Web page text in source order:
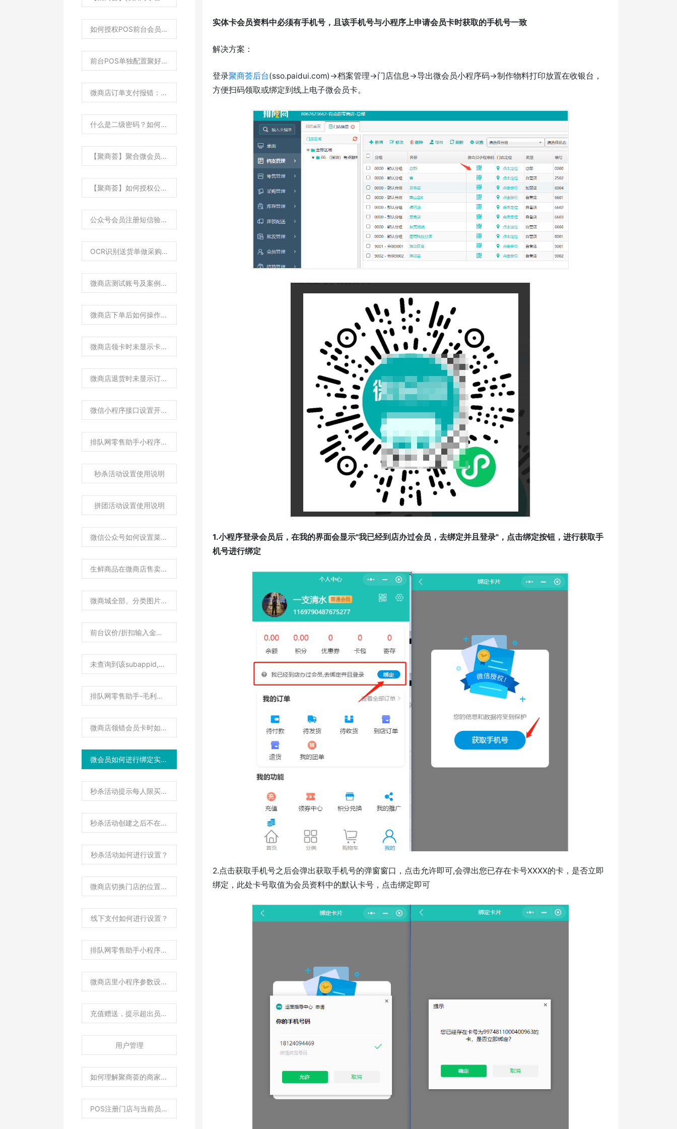
如何授权POS前台会员自由充值权限？
前台POS单独配置聚好付收款？
微商店订单支付报错：由于小程序违规，支付功能暂时无法使用处理方法？
什么是二级密码？如何设置二级密码？
【聚商荟】聚合微会员平台小程序支付appid，如何配置？
【聚商荟】如何授权公众号推送消费信息给用户？
公众号会员注册短信验证次数如何充值？
OCR识别送货单做采购入库操作流程？
微商店测试账号及案例商城
微商店下单后如何操作退货？
微商店领卡时未显示卡类型如何处理？
微商店退货时未显示订单如何处理？
微信小程序接口设置开通指引
排队网零售助手小程序如何连接蓝牙打印批发单据？
秒杀活动设置使用说明
拼团活动设置使用说明
微信公众号如何设置菜单打开排队网零售助手小程序
生鲜商品在微商店售卖如何管理库存？
微商城全部、分类图片如何进行设置
前台议价/折扣输入金额后提示权限不足
未查询到该subappid,请更换重试如何处理？
排队网零售助手-毛利汇总数据说明
微商店领错会员卡时如何进行处理？
微会员如何进行绑定实体卡？
秒杀活动提示每人限买几件？
秒杀活动创建之后不在微商店显示如何处理？
秒杀活动如何进行设置？
微商店切换门店的位置显示不正确如何处理？
线下支付如何进行设置？
排队网零售助手小程序里商品资料不显示数据，新增商品时不显示类别？
微商店里小程序参数设置？
充值赠送，提示超出员工赠送金额权限如何处理？
用户管理
如何理解聚商荟的商家编码和账号密码？
POS注册门店与当前员工登录门店不一致，如何处理？
实体卡会员资料中必须有手机号，且该手机号与小程序上申请会员卡时获取的手机号一致
解决方案：
登录聚商荟后台(sso.paidui.com)->档案管理->门店信息->导出微会员小程序码->制作物料打印放置在收银台，
方便扫码领取或绑定到线上电子微会员卡。
1.小程序登录会员后，在我的界面会显示"我已经到店办过会员，去绑定并且登录"，点击绑定按钮，进行获取手
机号进行绑定
2.点击获取手机号之后会弹出获取手机号的弹窗窗口，点击允许即可,会弹出您已存在卡号XXXX的卡，是否立即
绑定，此处卡号取值为会员资料中的默认卡号，点击绑定即可